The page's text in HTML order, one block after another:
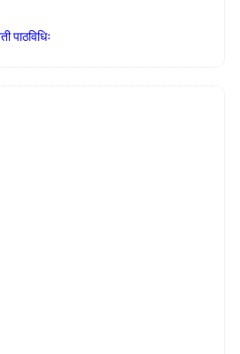
पाठविधिः